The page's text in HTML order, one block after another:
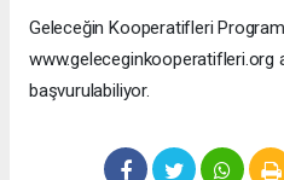
Geleceğin Kooperatifleri
www.geleceginkooperatifleri.org
başvurulabiliyor.